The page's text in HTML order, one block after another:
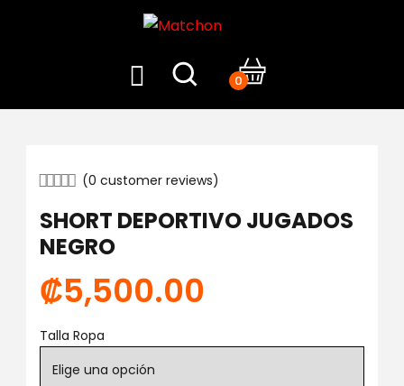
0
(0 customer reviews)
SHORT DEPORTIVO JUGADOS
NEGRO
₡5,500.00
Talla Ropa